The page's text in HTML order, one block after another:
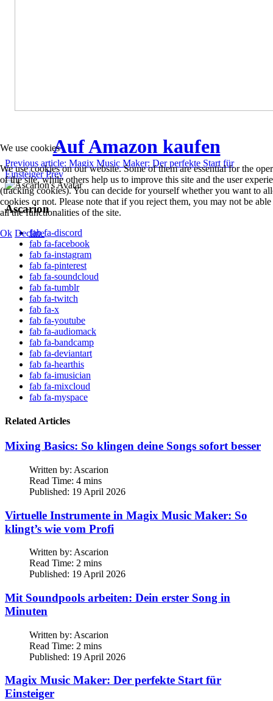
Auf Amazon kaufen
Previous article: Magix Music Maker: Der perfekte Start für
EinsteigerPrev
Ascarion
fab fa-discord
fab fa-facebook
fab fa-instagram
fab fa-pinterest
fab fa-soundcloud
fab fa-tumblr
fab fa-twitch
fab fa-x
fab fa-youtube
fab fa-audiomack
fab fa-bandcamp
fab fa-deviantart
fab fa-hearthis
fab fa-imusician
fab fa-mixcloud
fab fa-myspace
Related Articles
Mixing Basics: So klingen deine Songs sofort besser
Written by: Ascarion
Read Time: 4 mins
Published: 19 April 2026
Virtuelle Instrumente in Magix Music Maker: So
klingt’s wie vom Profi
Written by: Ascarion
Read Time: 2 mins
Published: 19 April 2026
Mit Soundpools arbeiten: Dein erster Song in
Minuten
Written by: Ascarion
Read Time: 2 mins
Published: 19 April 2026
Magix Music Maker: Der perfekte Start für
Einsteiger
We use cookies
We use cookies on our website. Some of them are essential for the
of the site, while others help us to improve this site and the user
(tracking cookies). You can decide for yourself whether you want to
cookies or not. Please note that if you reject them, you may not be able
all the functionalities of the site.
Ok Decline